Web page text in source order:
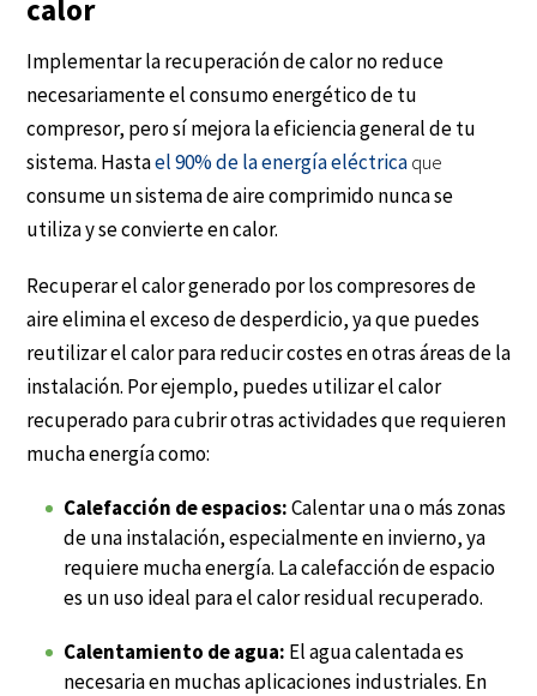
calor
Implementar la recuperación de calor no reduce
necesariamente el consumo energético de tu
compresor, pero sí mejora la eficiencia general de tu
sistema. Hastael 90% de la energía eléctricaque
consume un sistema de aire comprimido nunca se
utiliza y se convierte en calor.
Recuperar el calor generado por los compresores de
aire elimina el exceso de desperdicio, ya que puedes
reutilizar el calor para reducir costes en otras áreas de la
instalación. Por ejemplo, puedes utilizar el calor
recuperado para cubrir otras actividades que requieren
mucha energía como:
Calefacción de espacios:Calentar una o más zonas
de una instalación, especialmente en invierno, ya
requiere mucha energía. La calefacción de espacio
es un uso ideal para el calor residual recuperado.
Calentamiento de agua: El agua calentada es
necesaria en muchas aplicaciones industriales. En